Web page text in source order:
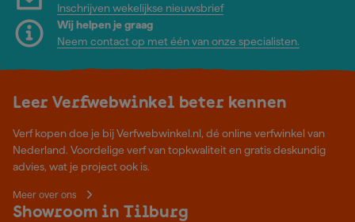
Inschrijven wekelijkse nieuwsbrief
Wij helpen je graag
Neem contact op met één van onze specialisten.
Leer Verfwebwinkel beter kennen
Verf kopen doe je bij Verfwebwinkel.nl, dé online verfwinkel van
Nederland. Voordelige verf van topkwaliteit en gratis deskundig
advies, wat je project ook is.
Meer over ons
Showroom in Tilburg